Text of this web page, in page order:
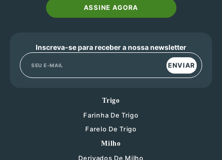
ASSINE AGORA
Inscreva-se para receber a nossa newsletter
ENVIAR
Trigo
Farinha De Trigo
Farelo De Trigo
Milho
Derivados De Milho